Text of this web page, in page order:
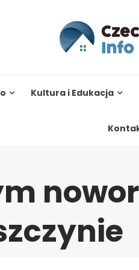
Kultura i Edukacja